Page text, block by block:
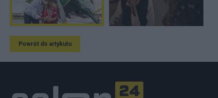
Powrót do artykułu